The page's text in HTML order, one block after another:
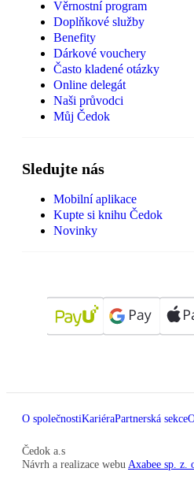
Věrnostní program
Doplňkové služby
Benefity
Dárkové vouchery
Často kladené otázky
Online delegát
Naši průvodci
Můj Čedok
Sledujte nás
Mobilní aplikace
Kupte si knihu Čedok
Novinky
O společnostiKariéraPartnerská sekce
Čedok a.s
Návrh a realizace webu Axabee sp. z.